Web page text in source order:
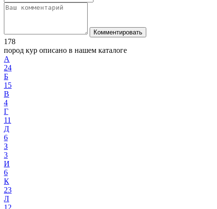
Комментировать
178
пород кур описано в нашем каталоге
А
24
Б
15
В
4
Г
11
Д
6
З
3
И
6
К
23
Л
12